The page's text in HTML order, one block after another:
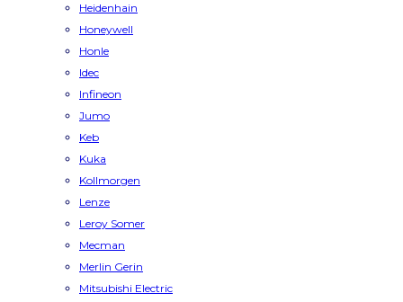
Heidenhain
Honeywell
Honle
Idec
Infineon
Jumo
Keb
Kuka
Kollmorgen
Lenze
Leroy Somer
Mecman
Merlin Gerin
Mitsubishi Electric